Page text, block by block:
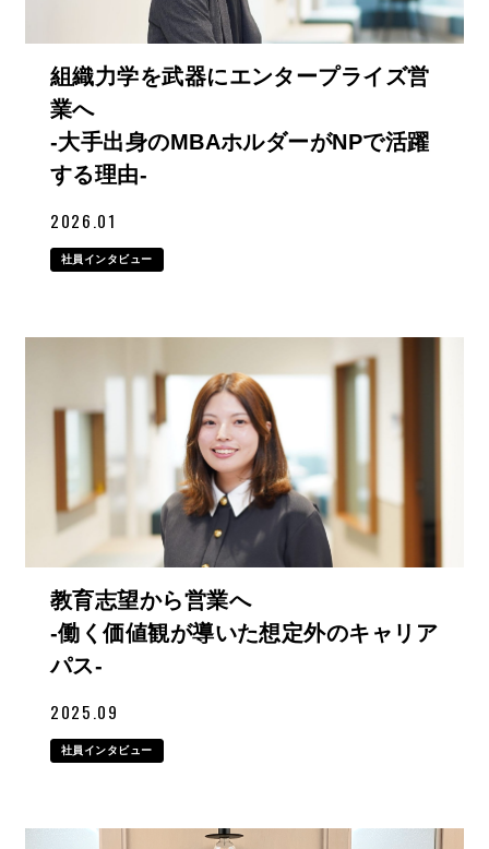
組織力学を武器にエンタープライズ営
業へ
-大手出身のMBAホルダーがNPで活躍
する理由-
2026.01
社員インタビュー
教育志望から営業へ
-働く価値観が導いた想定外のキャリア
パス-
2025.09
社員インタビュー